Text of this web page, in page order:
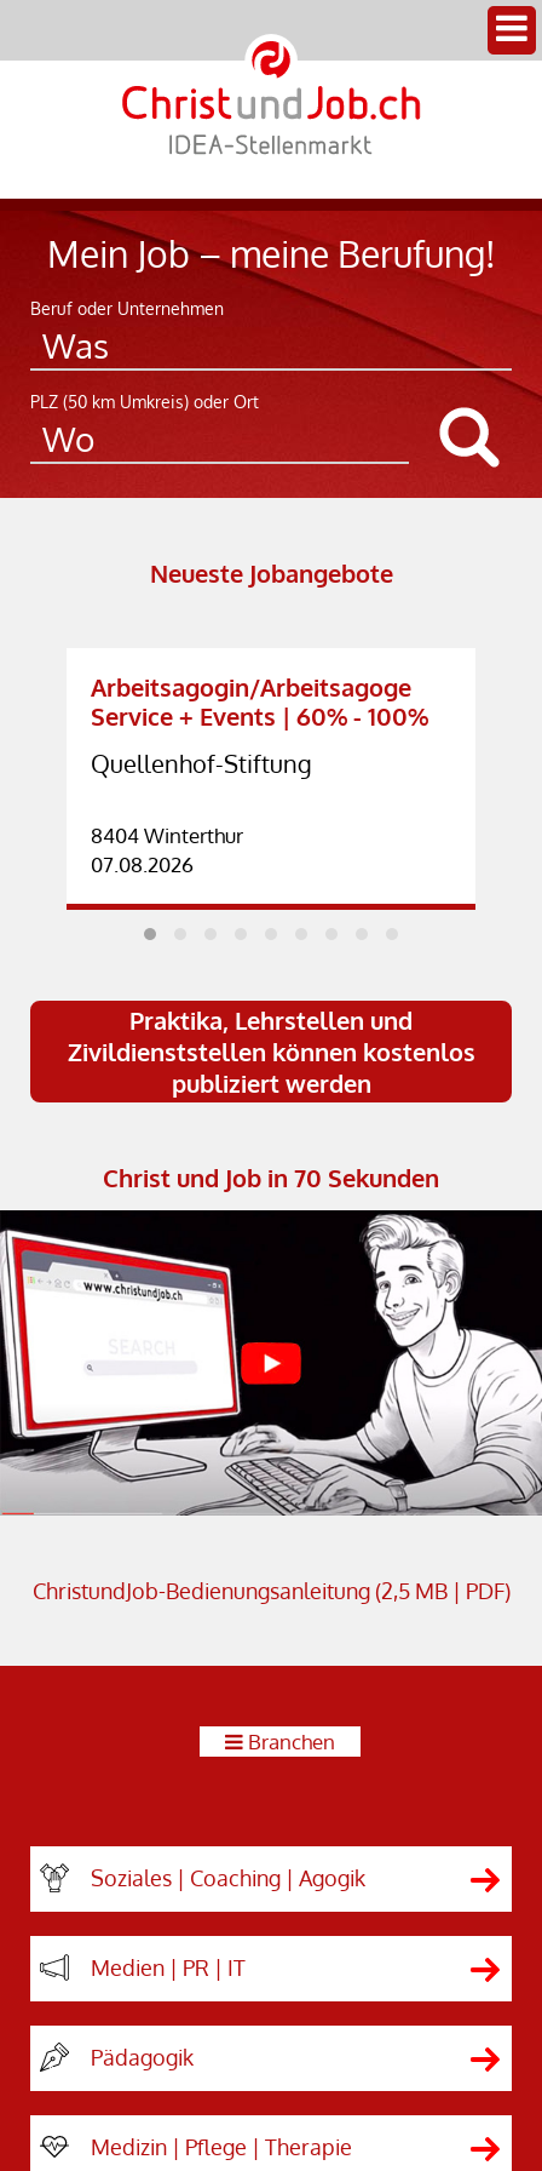
Mein Job – meine Berufung!
Beruf oder Unternehmen
PLZ (50 km Umkreis) oder Ort
Neueste Jobangebote
Arbeitsagogin/Arbeitsagoge
Service + Events | 60% - 100%
Quellenhof-Stiftung
8404 Winterthur
07.08.2026
Praktika, Lehrstellen und
Zivildienststellen können kostenlos
publiziert werden
Christ und Job in 70 Sekunden
ChristundJob-Bedienungsanleitung (2,5 MB | PDF)
Branchen
Soziales | Coaching | Agogik
Medien | PR | IT
Pädagogik
Medizin | Pflege | Therapie